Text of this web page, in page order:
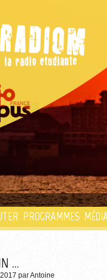
PROGRAMMES
...
parAntoine